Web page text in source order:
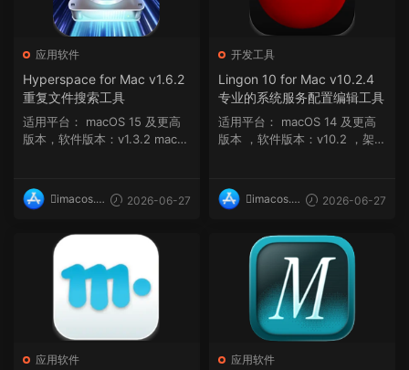
应用软件
Hyperspace for Mac v1.6.2
重复文件搜索工具
适用平台： macOS 15 及更高
版本，软件版本：v1.3.2 macO
imacos.t
2026-06-27
开发工具
Lingon 10 for Mac v10.2.4
专业的系统服务配置编辑工具
适用平台： macOS 14 及更高
版本 ，软件版本：v10.2 ，架
imacos.t
2026-06-27
应用软件 应用软件